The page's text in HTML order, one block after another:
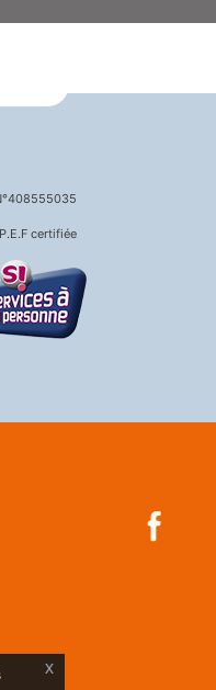
certifiée
x